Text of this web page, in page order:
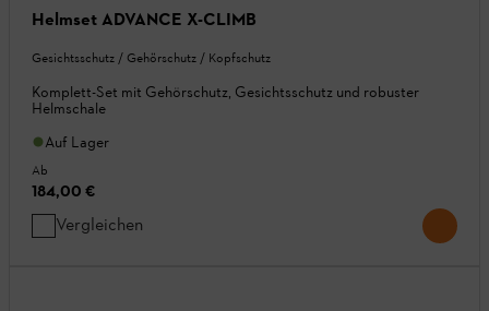
Helmset ADVANCE X-CLIMB
Gesichtsschutz / Gehörschutz / Kopfschutz
Komplett-Set mit Gehörschutz, Gesichtsschutz und robuster
Helmschale
Auf Lager
Ab
184,00 €
Vergleichen